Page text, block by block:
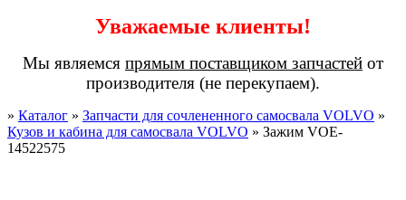
Уважаемые клиенты!
Мы являемся прямым поставщиком запчастей от
производителя (не перекупаем).
» Каталог » Запчасти для сочлененного самосвала VOLVO »
Кузов и кабина для самосвала VOLVO » Зажим VOE-
14522575